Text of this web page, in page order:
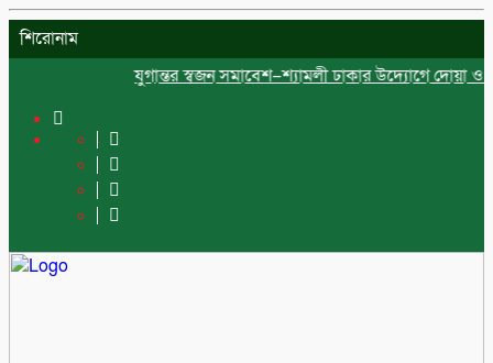
শিরোনাম
যুগান্তর স্বজন সমাবেশ–শ্যামলী ঢাকার উদ্যোগে দোয়া ও